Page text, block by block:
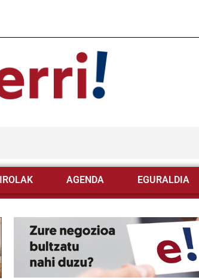
AGENDA EGURALDIA